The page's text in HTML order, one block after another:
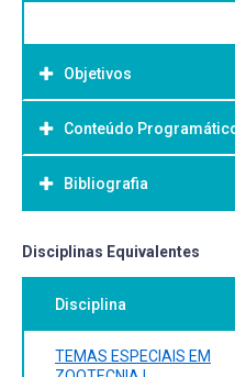
Objetivos
Objetivo Geral:
Conteúdo
Bibliografia
Bibliografia Básica:
Disciplinas Equivalentes
Disciplina
TEMAS ESPECIAIS EM